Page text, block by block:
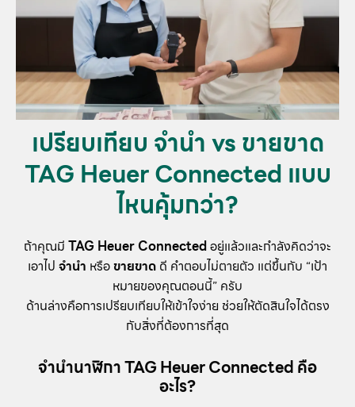
เปรียบเทียบ จำนำ vs ขายขาด
TAG Heuer Connected แบบ
ไหนคุ้มกว่า?
ถ้าคุณมี TAG Heuer Connectedอยู่แล้วและกำลังคิดว่าจะ
เอาไป จำนำ หรือขายขาด ดี คำตอบไม่ตายตัว แต่ขึ้นกับ “เป้า
หมายของคุณตอนนี้” ครับ
ด้านล่างคือการเปรียบเทียบให้เข้าใจง่าย ช่วยให้ตัดสินใจได้ตรง
กับสิ่งที่ต้องการที่สุด
จำนำนาฬิกา TAG Heuer Connected คือ
อะไร?